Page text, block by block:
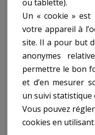
SAC POP UP
ou tablette).
Un « cookie »
votre appareil à
site. Il a pour but
anonymes
permettre le bon
et d’en mesurer
un suivi statistique
Vous pouvez
cookies en